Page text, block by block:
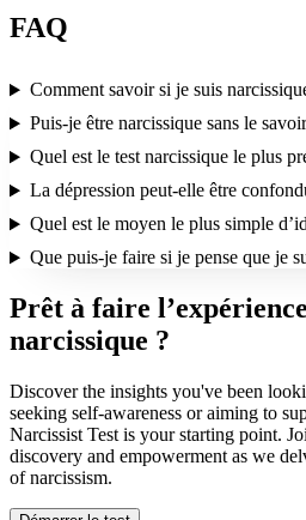
FAQ
Comment savoir si je suis
Puis-je être narcissique sans le
Quel est le test narcissique le plus
La dépression peut-elle être
Quel est le moyen le plus simple
Que puis-je faire si je pense que je
Prêt à faire
narcissique ?
Discover the insights you've been
seeking self-awareness or aiming to
Narcissist Test is your starting point.
discovery and empowerment as we
of narcissism.